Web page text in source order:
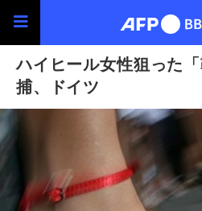
ハイヒール女性狙った
捕、ドイツ